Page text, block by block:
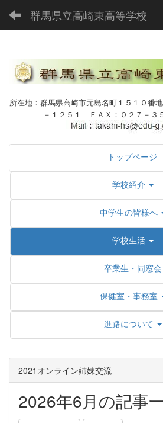
群馬県立高崎東高等学校
所在地：群馬県高崎市元島名町１５１０番
－１２５１ ＦＡＸ：０２７－３
トップページ
学校紹介
中学生の皆様へ
学校生活
卒業生・同窓会
保健室・事務室
進路について
2021オンライン姉妹交流
2026年6月の記事